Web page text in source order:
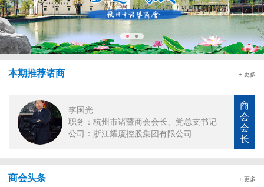
本期推荐诸商 + 更多
李国光
职务：杭州市诸暨商会会长、党总支书记
公司：浙江耀厦控股集团有限公司
商
会
会
长
商会头条 + 更多